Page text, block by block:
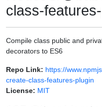
class-
Compile class public and
decorators to ES6
Repo Link: https://
create-class-features-plugin
License: MIT